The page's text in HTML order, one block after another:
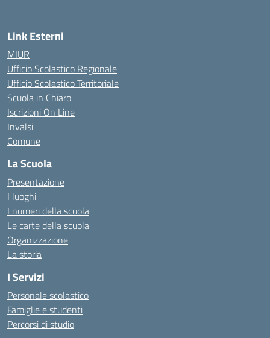
Link Esterni
MIUR
Ufficio Scolastico Regionale
Ufficio Scolastico Territoriale
Scuola in Chiaro
Iscrizioni On Line
Invalsi
Comune
La Scuola
Presentazione
I luoghi
I numeri della scuola
Le carte della scuola
Organizzazione
La storia
I Servizi
Personale scolastico
Famiglie e studenti
Percorsi di studio